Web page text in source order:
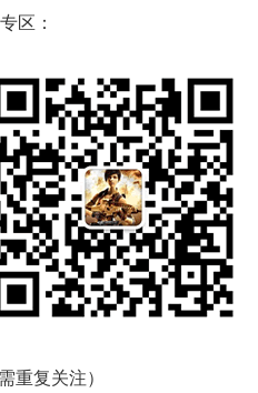
区：
重复关注）